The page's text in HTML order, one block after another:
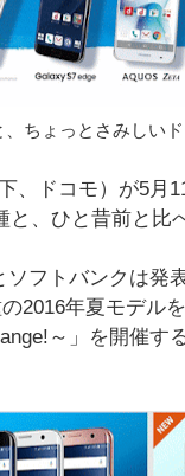
、ちょっとさみしい
、ドコモ）が5月
と、ひと昔前と
フトバンクは発
2016年夏モデル
～」を開催